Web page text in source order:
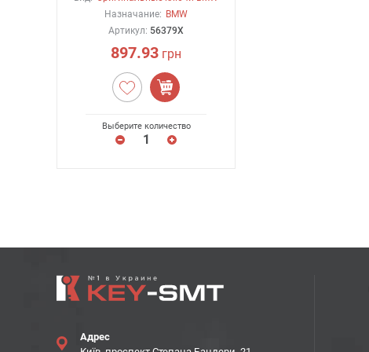
Назначание: BMW
Артикул: 56379X
897.93 грн
Выберите количество
Адрес